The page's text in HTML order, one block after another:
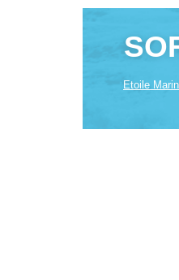
Etoile